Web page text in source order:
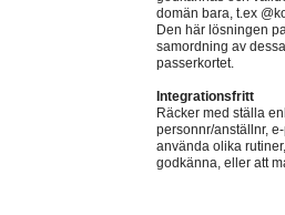
domän bara, t.ex
Den här lösningen
samordning av
passerkortet.
Integrationsfritt
Räcker med ställa
personnr/anställnr,
använda olika
godkänna, eller att